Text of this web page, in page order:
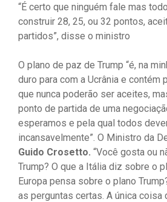
“É certo que ninguém fale mas
construir 28, 25, ou 32 pontos,
partidos”, disse o ministro
O plano de paz de Trump “é, na
duro para com a Ucrânia e contém
que nunca poderão ser aceites,
ponto de partida de uma
esperamos e pela qual todos
incansavelmente”. O Ministro da
Guido Crosetto. “Você gosta ou
Trump? O que a Itália diz sobre o
Europa pensa sobre o plano
as perguntas certas. A única coisa